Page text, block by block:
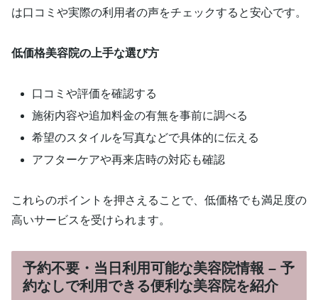
は口コミや実際の利用者の声をチェックすると安心です。
低価格美容院の上手な選び方
口コミや評価を確認する
施術内容や追加料金の有無を事前に調べる
希望のスタイルを写真などで具体的に伝える
アフターケアや再来店時の対応も確認
これらのポイントを押さえることで、低価格でも満足度の
高いサービスを受けられます。
予約不要・当日利用可能な美容院情報 – 予
約なしで利用できる便利な美容院を紹介